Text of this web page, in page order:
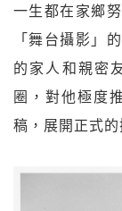
一生都在家鄉
「舞台攝影」
的家人和親密
圈，對他極度
稿，展開正式的